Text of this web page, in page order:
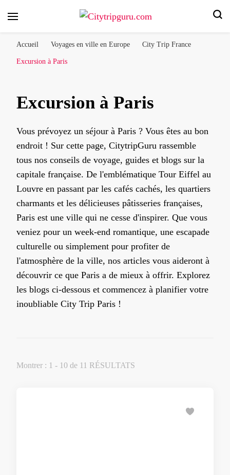
Accueil Voyages en ville en Europe City Trip France
Excursion à Paris
Excursion à Paris
Vous prévoyez un séjour à Paris ? Vous êtes au bon
endroit ! Sur cette page, CitytripGuru rassemble
tous nos conseils de voyage, guides et blogs sur la
capitale française. De l'emblématique Tour Eiffel au
Louvre en passant par les cafés cachés, les quartiers
charmants et les délicieuses pâtisseries françaises,
Paris est une ville qui ne cesse d'inspirer. Que vous
veniez pour un week-end romantique, une escapade
culturelle ou simplement pour profiter de
l'atmosphère de la ville, nos articles vous aideront à
découvrir ce que Paris a de mieux à offrir. Explorez
les blogs ci-dessous et commencez à planifier votre
inoubliable City Trip Paris !
Montrer : 1 - 10 de 11 RÉSULTATS